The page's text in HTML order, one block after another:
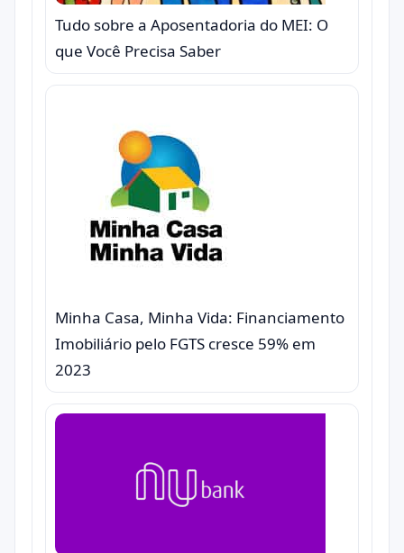
Tudo sobre a Aposentadoria do MEI: O
que Você Precisa Saber
Minha Casa, Minha Vida: Financiamento
Imobiliário pelo FGTS cresce 59% em
2023